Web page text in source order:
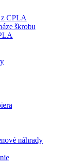
z CPLA
škrobu
náhrady